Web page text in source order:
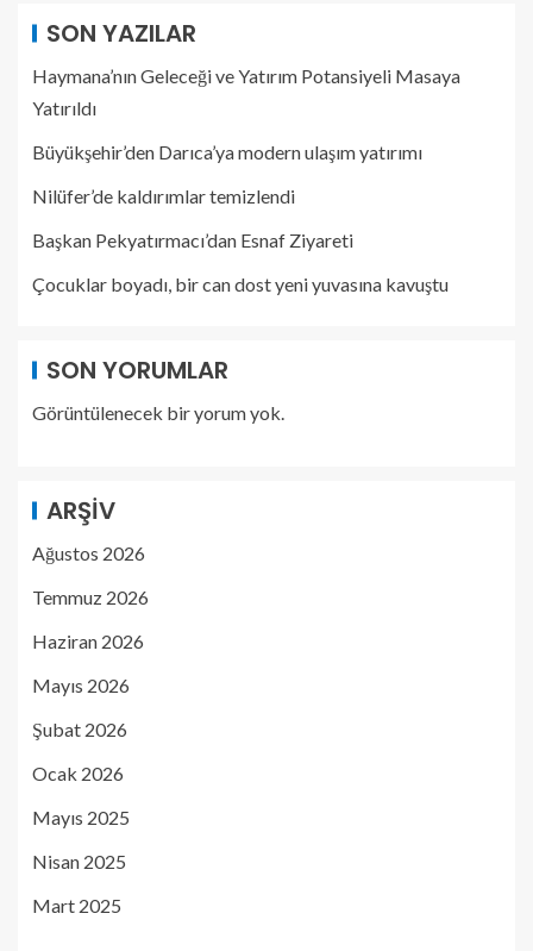
SON YAZILAR
Haymana’nın Geleceği ve Yatırım Potansiyeli Masaya
Yatırıldı
Büyükşehir’den Darıca’ya modern ulaşım yatırımı
Nilüfer’de kaldırımlar temizlendi
Başkan Pekyatırmacı’dan Esnaf Ziyareti
Çocuklar boyadı, bir can dost yeni yuvasına kavuştu
SON YORUMLAR
Görüntülenecek bir yorum yok.
ARŞIV
Ağustos 2026
Temmuz 2026
Haziran 2026
Mayıs 2026
Şubat 2026
Ocak 2026
Mayıs 2025
Nisan 2025
Mart 2025